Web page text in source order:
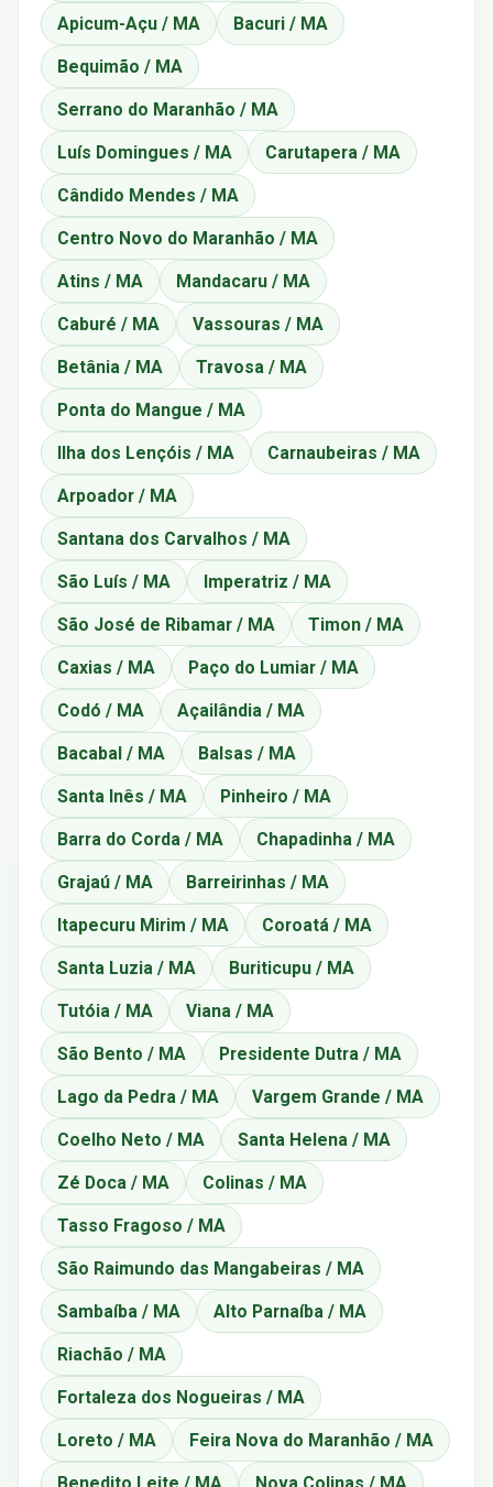
Apicum-Açu / MA Bacuri / MA
Bequimão / MA
Serrano do Maranhão / MA
Luís Domingues / MA Carutapera / MA
Cândido Mendes / MA
Centro Novo do Maranhão / MA
Atins / MA Mandacaru / MA
Caburé / MA Vassouras / MA
Betânia / MA Travosa / MA
Ponta do Mangue / MA
Ilha dos Lençóis / MA Carnaubeiras / MA
Arpoador / MA
Santana dos Carvalhos / MA
São Luís / MA Imperatriz / MA
São José de Ribamar / MA Timon / MA
Caxias / MA Paço do Lumiar / MA
Codó / MA Açailândia / MA
Bacabal / MA Balsas / MA
Santa Inês / MA Pinheiro / MA
Barra do Corda / MA Chapadinha / MA
Grajaú / MA Barreirinhas / MA
Itapecuru Mirim / MA Coroatá / MA
Santa Luzia / MA Buriticupu / MA
Tutóia / MA Viana / MA
São Bento / MA Presidente Dutra / MA
Lago da Pedra / MA Vargem Grande / MA
Coelho Neto / MA Santa Helena / MA
Zé Doca / MA Colinas / MA
Tasso Fragoso / MA
São Raimundo das Mangabeiras / MA
Sambaíba / MA Alto Parnaíba / MA
Riachão / MA
Fortaleza dos Nogueiras / MA
Loreto / MA Feira Nova do Maranhão / MA
Benedito Leite / MA Nova Colinas / MA